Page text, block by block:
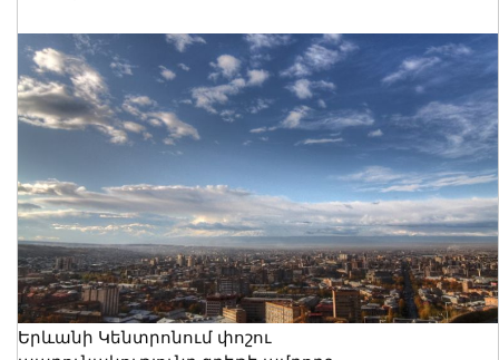
Երևանի Կենտրոնում փոշու